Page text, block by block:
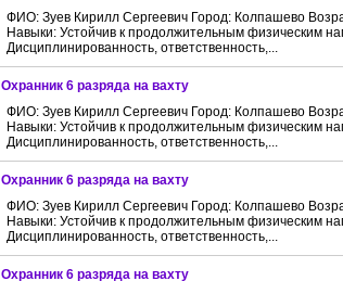
ФИО: Зуев Кирилл Сергеевич Город: Колпашево
Навыки: Устойчив к продолжительным физическим
Дисциплинированность, ответственность,...
Охранник 6 разряда на вахту
ФИО: Зуев Кирилл Сергеевич Город: Колпашево
Навыки: Устойчив к продолжительным физическим
Дисциплинированность, ответственность,...
Охранник 6 разряда на вахту
ФИО: Зуев Кирилл Сергеевич Город: Колпашево
Навыки: Устойчив к продолжительным физическим
Дисциплинированность, ответственность,...
Охранник 6 разряда на вахту